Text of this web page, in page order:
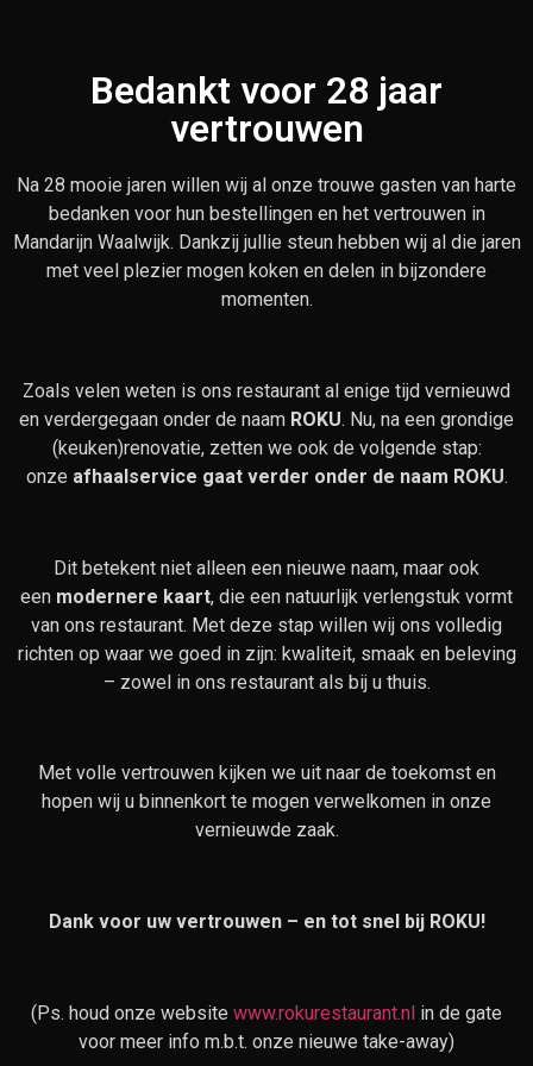
Bedankt voor 28 jaar
vertrouwen
Na 28 mooie jaren willen wij al onze trouwe gasten van harte
bedanken voor hun bestellingen en het vertrouwen in
Mandarijn Waalwijk. Dankzij jullie steun hebben wij al die jaren
met veel plezier mogen koken en delen in bijzondere
momenten.
Zoals velen weten is ons restaurant al enige tijd vernieuwd
en verdergegaan onder de naam ROKU. Nu, na een grondige
(keuken)renovatie, zetten we ook de volgende stap:
onze afhaalservice gaat verder onder de naam ROKU.
Dit betekent niet alleen een nieuwe naam, maar ook
een modernere kaart, die een natuurlijk verlengstuk vormt
van ons restaurant. Met deze stap willen wij ons volledig
richten op waar we goed in zijn: kwaliteit, smaak en beleving
– zowel in ons restaurant als bij u thuis.
Met volle vertrouwen kijken we uit naar de toekomst en
hopen wij u binnenkort te mogen verwelkomen in onze
vernieuwde zaak.
Dank voor uw vertrouwen – en tot snel bij ROKU!
(Ps. houd onze website www.rokurestaurant.nl in de gate
voor meer info m.b.t. onze nieuwe take-away)